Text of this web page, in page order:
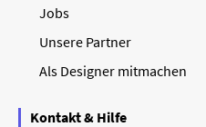
Jobs
Unsere Partner
Als Designer mitmachen
Kontakt & Hilfe